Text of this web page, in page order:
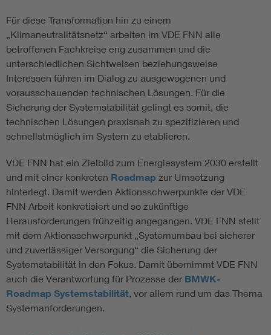
Für diese Transformation hin zu einem
„Klimaneutralitätsnetz“ arbeiten im VDE FNN alle
betroffenen Fachkreise eng zusammen und die
unterschiedlichen Sichtweisen beziehungsweise
Interessen führen im Dialog zu ausgewogenen und
vorausschauenden technischen Lösungen. Für die
Sicherung der Systemstabilität gelingt es somit, die
technischen Lösungen praxisnah zu spezifizieren und
schnellstmöglich im System zu etablieren.
VDE FNN hat ein Zielbild zum Energiesystem 2030 erstellt
und mit einer konkreten Roadmap zur Umsetzung
hinterlegt. Damit werden Aktionsschwerpunkte der VDE
FNN Arbeit konkretisiert und so zukünftige
Herausforderungen frühzeitig angegangen. VDE FNN stellt
mit dem Aktionsschwerpunkt „Systemumbau bei sicherer
und zuverlässiger Versorgung“ die Sicherung der
Systemstabilität in den Fokus. Damit übernimmt VDE FNN
auch die Verantwortung für Prozesse der BMWK-
Roadmap Systemstabilität, vor allem rund um das Thema
Systemanforderungen.